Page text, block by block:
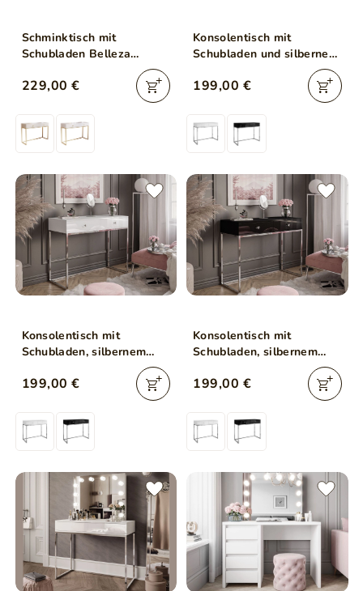
Schminktisch mit
Schubladen Belleza
Kaschmir Hochglanz Gold
Frame
229,00 €
Konsolentisch mit
Schubladen und silbernem
Gestell im Glamour-Stil
Brisa Weiß Hochglanz
199,00 €
Konsolentisch mit
Schubladen, silbernem
Gestell und Kristallgriffen
Brisa Weiß Hochglanz
199,00 €
Konsolentisch mit
Schubladen, silbernem
Gestell und Kristallgriffen
Brisa Schwarz Hochglanz
199,00 €